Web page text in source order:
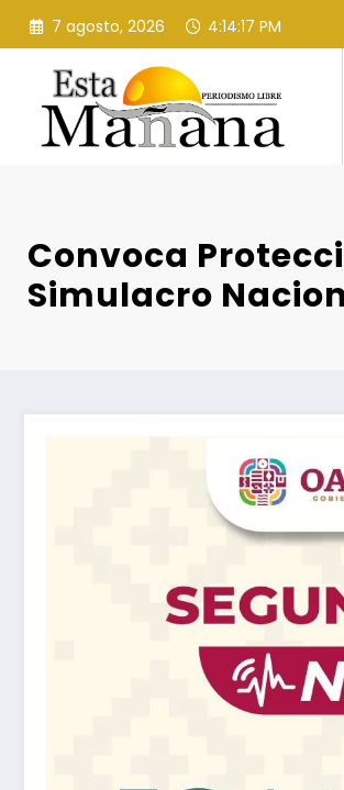
Saltar
contenido
7 agosto, 2026 4:14:18 PM
Convoca
Simulacro